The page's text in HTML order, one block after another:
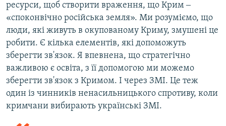
ресурси, щоб створити враження, що Крим ‒
«споконвічно російська земля». Ми розуміємо, що
люди, які живуть в окупованому Криму, змушені це
робити. Є кілька елементів, які допоможуть
зберегти зв'язок. Я впевнена, що стратегічно
важливою є освіта, з її допомогою ми можемо
зберегти зв'язок з Кримом. І через ЗМІ. Це теж
один із чинників ненасильницького спротиву, коли
кримчани вибирають українські ЗМІ.